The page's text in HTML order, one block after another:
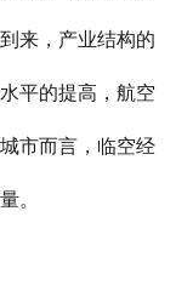
来，产业结构的
平的提高，航空
市而言，临空经
。